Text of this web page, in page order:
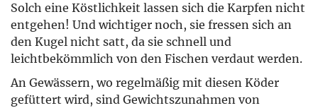
Solch eine Köstlichkeit lassen sich die Karpfen nicht
entgehen! Und wichtiger noch, sie fressen sich an
den Kugel nicht satt, da sie schnell und
leichtbekömmlich von den Fischen verdaut werden.
An Gewässern, wo regelmäßig mit diesen Köder
gefüttert wird, sind Gewichtszunahmen von